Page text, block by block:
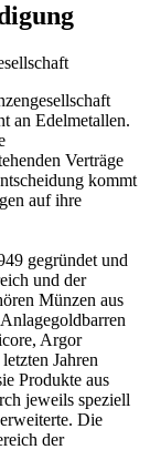
an Edelmetallen.
Verträge
kommt
auf ihre
gegründet und
und der
Münzen aus
Argor
Jahren
Produkte aus
jeweils speziell
Die
der